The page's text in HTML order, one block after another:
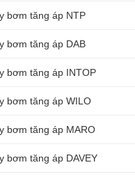
bơm tăng áp NTP
bơm tăng áp DAB
bơm tăng áp INTOP
bơm tăng áp WILO
bơm tăng áp MARO
bơm tăng áp DAVEY